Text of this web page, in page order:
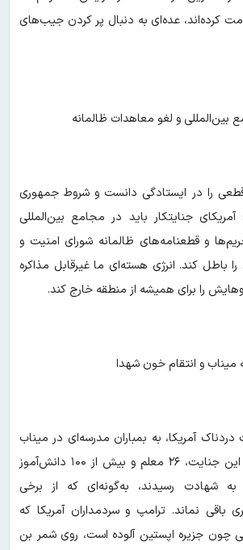
کرده‌اند، عده‌ای به دنبال پر کردن جیب‌های
بین‌المللی و لغو معاهدات ظالمانه
را در ایستادگی دانست و شروط جمهوری
آمریکای جنایتکار باید در مجامع بین‌المللی
و قطعنامه‌های ظالمانه شورای امنیت و
باطل کند. انرژی هسته‌ای ما غیرقابل مذاکره
را برای همیشه از منطقه خارج کند.
میناب و انتقام خون شهدا
دردناک آمریکا، به بمباران مدرسه‌ای در میناب
اشاره کرد و گفت: در این جنایت، ۲۶ معلم و بیش از ۱۰۰ دانش‌آموز
۱۶۸ نفر) به شهادت رسیدند، به‌گونه‌ای که از برخی
باقی نماند. ترامپ و سردمداران آمریکا که
چون جزیره اپستین آلوده است، روی شمر بن